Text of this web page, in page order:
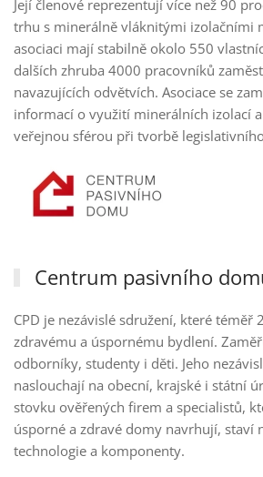
Její členové reprezentují více než 90
trhu s minerálně vláknitými izolačními
asociaci mají stabilně okolo 550
dalších zhruba 4000 pracovníků
navazujících odvětvích. Asociace se
informací o využití minerálních izolací
veřejnou sférou při tvorbě
Centrum pasivního
CPD je nezávislé sdružení, které téměř
zdravému a úspornému bydlení.
odborníky, studenty i děti. Jeho
naslouchají na obecní, krajské i státní
stovku ověřených firem a specialistů,
úsporné a zdravé domy navrhují, staví
technologie a komponenty.